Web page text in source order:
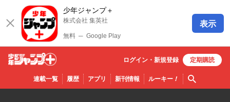
少年ジャンプ＋
株式会社 集英社
無料 ─ Google Play
表示
少年ジ
ャンプ
連載一覧 履歴 アプリ 新刊情報 ルーキー！ 検索
ログイン・ 新規登録 定期購読